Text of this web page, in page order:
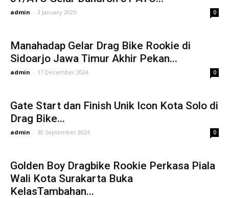
admin - 3 January 2025 0
Manahadap Gelar Drag Bike Rookie di
Sidoarjo Jawa Timur Akhir Pekan...
admin - 17 December 2024 0
Gate Start dan Finish Unik Icon Kota Solo di
Drag Bike...
admin - 30 September 2024 0
Golden Boy Dragbike Rookie Perkasa Piala
Wali Kota Surakarta Buka
KelasTambahan...